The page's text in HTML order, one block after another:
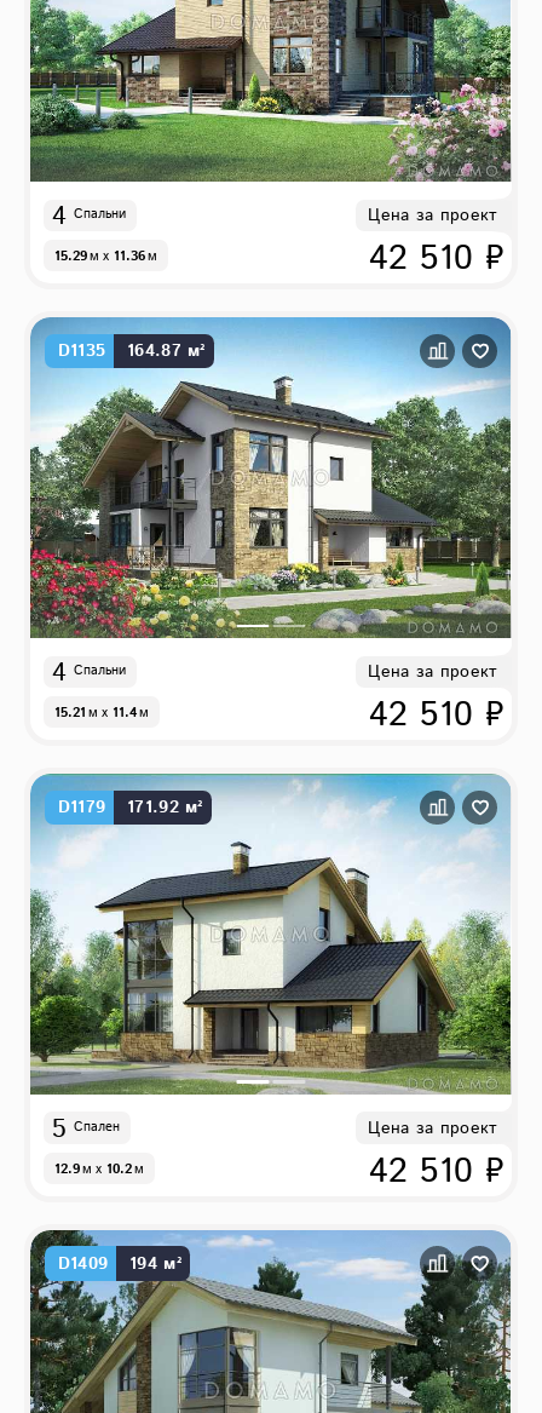
4 Спальни
15.29м x 11.36м
Цена за проект
42 510 ₽
D1135 164.87 м²
4 Спальни
15.21м x 11.4м
Цена за проект
42 510 ₽
D1179 171.92 м²
5 Спален
12.9м x 10.2м
Цена за проект
42 510 ₽
D1409 194 м²